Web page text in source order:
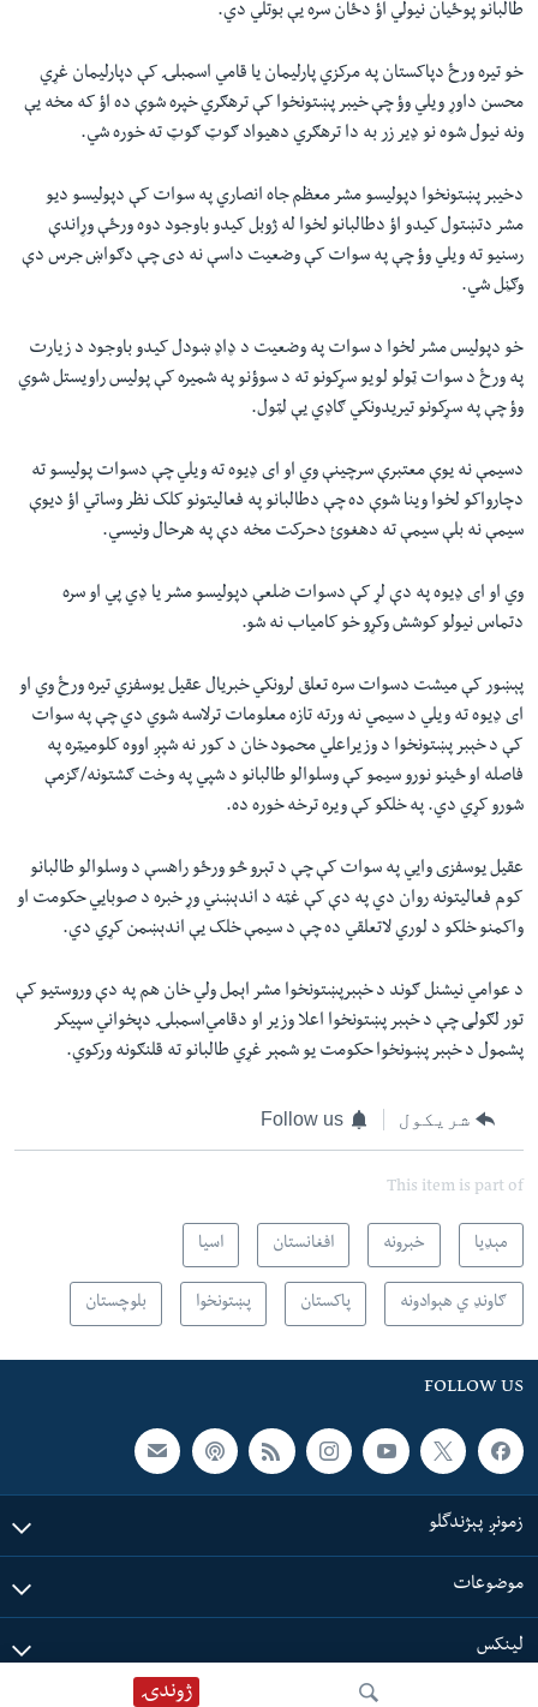
ژوندۍ
طالبانو پوځيان نیولي اؤ دځان سره یې بوتلي دي.
خو تیره ورځ دپاکستان په مرکزي پارلیمان یا قامي اسمبلۍ کې دپارلیمان غړي
محسن داوړ ویلي وؤ چې خیبر پښتونخوا کې ترهګري خپره شوې ده اؤ که مخه یې
ونه نیول شوه نو ډیر زر به دا ترهګري دهیواد ګوټ ګوټ ته خوره شي.
دخیبر پښتونخوا دپولیسو مشر معظم جاه انصاري په سوات کې دپولیسو دیو
مشر دتښتول کیدو اؤ دطالبانو لخوا له ژوبل کیدو باوجود دوه ورځې وړاندې
رسنیو ته ویلي وؤ چې په سوات کې وضعیت داسې نه دی چې دګواښ جرس دې
وګڼل شي.
خو دپولیس مشر لخوا د سوات په وضعیت د ډاډ ښودل کیدو باوجود د زیارت
په ورځ د سوات ټولو لویو سړکونو ته د سوؤنو په شمیره کې پولیس راویستل شوي
وؤ چې په سړکونو تیریدونکي ګاډي یې لټول.
دسیمې نه یوې معتبرې سرچینې وي او ای ډیوه ته ویلي چې دسوات پولیسو ته
دچارواکو لخوا وینا شوې ده چې دطالبانو په فعالیتونو کلک نظر وساتي اؤ دیوې
سیمې نه بلې سیمې ته دهغوئ دحرکت مخه دې په هرحال ونیسي.
وي او ای ډیوه په دې لړ کې دسوات ضلعې دپولیسو مشر یا ډي پي او سره
دتماس نیولو کوشش وکړو خو کامیاب نه شو.
پېښور کې میشت دسوات سره تعلق لرونکي خبریال عقیل یوسفزي تیره ورځ وي او
ای ډیوه ته ویلي د سيمي نه ورته تازه معلومات ترلاسه شوي دي چې په سوات
کې د خېبر پښتونخوا د وزيراعلي محمود خان د کور نه شپږ اووه کلوميټره په
فاصله او ځينو نورو سيمو کې وسلوالو طالبانو د شپي په وخت ګشتونه/ګزمې
شورو کړي دي. په خلکو کې ويره ترخه خوره ده.
عقيل يوسفزی وايي په سوات کې چې د تېرو څو ورځو راهسې د وسلوالو طالبانو
کوم فعاليتونه روان دي په دې کې غټه د اندېښني وړ خبره د صوبایي حکومت او
واکمنو خلکو د لوري لاتعلقي ده چې د سيمې خلک يې اندېښمن کړي دي.
د عوامي نیشنل ګوند د خېبرپښتونخوا مشر اېمل ولي خان هم په دې وروستیو کې
تور لګولی چې د خېبر پښتونخوا اعلا وزیر او دقامي‌اسمبلۍ دپخواني سپیکر
پشمول د خېبر پښونخوا حکومت يو شمېر غړي طالبانو ته قلنګونه ورکوي.
شریکول Follow us
This item is part of
مېډیا خبرونه افغانستان اسیا
ګاونډ ي هېوادونه پاکستان پښتونخوا بلوچستان
FOLLOW US
زمونږ پېژندگلو
موضوعات
لینکس